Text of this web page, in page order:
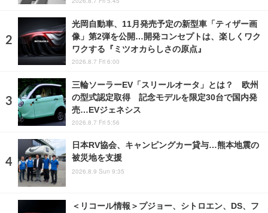
光岡自動車、11月発売予定の新型車「ティザー画
像」第2弾を公開…開発コンセプトは、楽しくワク
ワクする『ミツオカらしさの原点』
2026.8.7 Fri 6:00
三輪ソーラーEV「スリールオータ」とは？ 欧州
の型式認定取得 記念モデルを限定30台で国内発
売…EVジェネシス
2026.8.7 Fri 5:56
日本RV協会、キャンピングカー貸与…熊本地震の
被災地を支援
2026.8.9 Sun 9:35
＜リコール情報＞プジョー、シトロエン、DS、フ